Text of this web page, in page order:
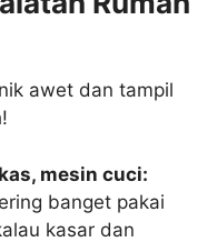
awet dan tampil
mesin cuci:
banget pakai
kasar dan